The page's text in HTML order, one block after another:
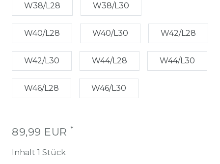
W38/L28 W38/L30
W40/L28 W40/L30 W42/L28
W42/L30 W44/L28 W44/L30
W46/L28 W46/L30
89,99 EUR *
Inhalt 1 Stück